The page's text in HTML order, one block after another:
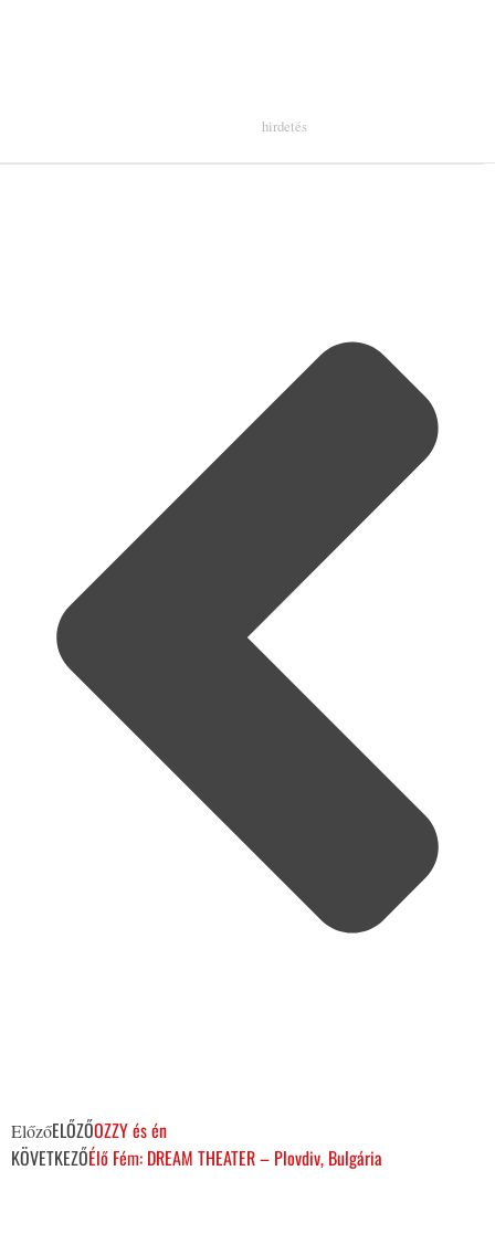
ElőzőELŐZŐOZZY és én
KÖVETKEZŐÉlő Fém: DREAM THEATER – Plovdiv, Bulgária